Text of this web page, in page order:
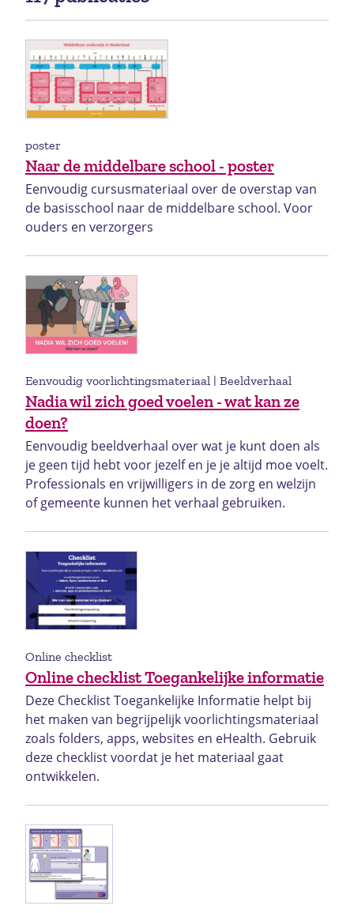
Naar de middelbare school - poster
poster
Eenvoudig cursusmateriaal over de overstap van
de basisschool naar de middelbare school. Voor
ouders en verzorgers
Nadia wil zich goed voelen - wat kan ze
doen?
Eenvoudig voorlichtingsmateriaal | Beeldverhaal
Eenvoudig beeldverhaal over wat je kunt doen als
je geen tijd hebt voor jezelf en je je altijd moe voelt.
Professionals en vrijwilligers in de zorg en welzijn
of gemeente kunnen het verhaal gebruiken.
Online checklist Toegankelijke informatie
Online checklist
Deze Checklist Toegankelijke Informatie helpt bij
het maken van begrijpelijk voorlichtingsmateriaal
zoals folders, apps, websites en eHealth. Gebruik
deze checklist voordat je het materiaal gaat
ontwikkelen.